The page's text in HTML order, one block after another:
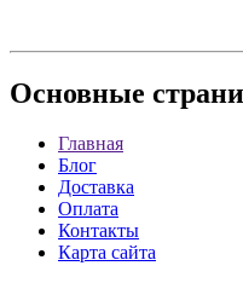
Основные
Главная
Блог
Доставка
Оплата
Контакты
Карта сайта